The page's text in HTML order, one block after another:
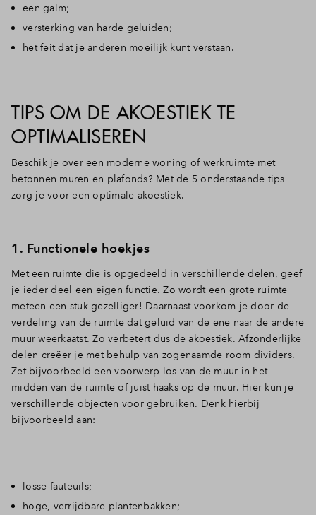
een galm;
versterking van harde geluiden;
het feit dat je anderen moeilijk kunt verstaan.
TIPS OM DE AKOESTIEK TE
OPTIMALISEREN
Beschik je over een moderne woning of werkruimte met
betonnen muren en plafonds? Met de 5 onderstaande tips
zorg je voor een optimale akoestiek.
1. Functionele hoekjes
Met een ruimte die is opgedeeld in verschillende delen, geef
je ieder deel een eigen functie. Zo wordt een grote ruimte
meteen een stuk gezelliger! Daarnaast voorkom je door de
verdeling van de ruimte dat geluid van de ene naar de andere
muur weerkaatst. Zo verbetert dus de akoestiek. Afzonderlijke
delen creëer je met behulp van zogenaamde room dividers.
Zet bijvoorbeeld een voorwerp los van de muur in het
midden van de ruimte of juist haaks op de muur. Hier kun je
verschillende objecten voor gebruiken. Denk hierbij
bijvoorbeeld aan:
losse fauteuils;
hoge, verrijdbare plantenbakken;